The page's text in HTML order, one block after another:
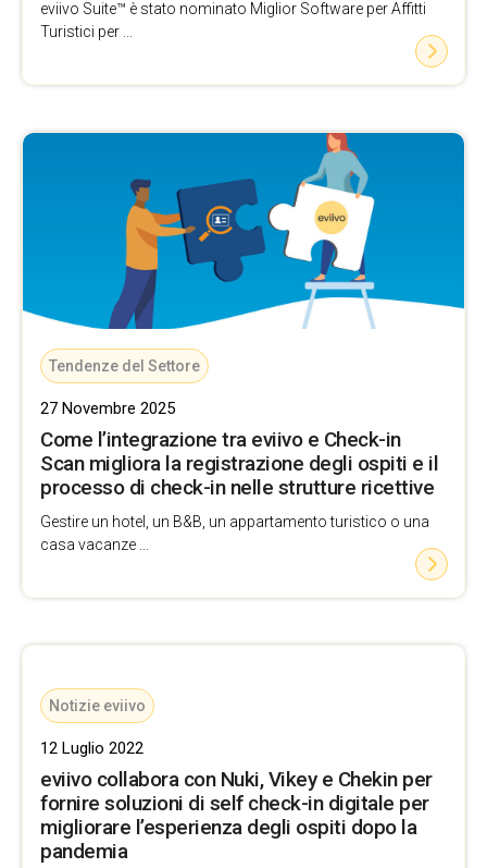
eviivo Suite™ è stato nominato Miglior Software per Affitti
Turistici per ...
Tendenze del Settore
27 Novembre 2025
Come l’integrazione tra eviivo e Check-in
Scan migliora la registrazione degli ospiti e il
processo di check-in nelle strutture ricettive
Gestire un hotel, un B&B, un appartamento turistico o una
casa vacanze ...
Notizie eviivo
12 Luglio 2022
eviivo collabora con Nuki, Vikey e Chekin per
fornire soluzioni di self check-in digitale per
migliorare l’esperienza degli ospiti dopo la
pandemia